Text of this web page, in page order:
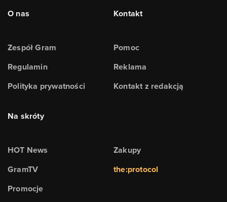
O nas
Zespół Gram
Regulamin
Polityka prywatności
Kontakt
Pomoc
Reklama
Kontakt z redakcją
Na skróty
HOT News
GramTV
Promocje
Zakupy
the:protocol